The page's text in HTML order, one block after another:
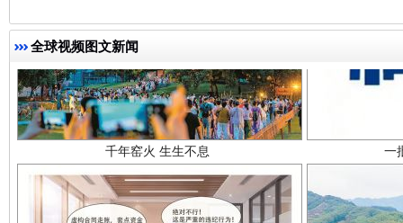
全球视频图文新闻千年窑火 生生不息